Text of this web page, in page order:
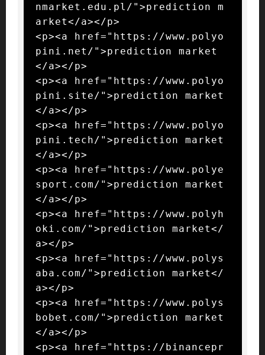
nmarket.edu.pl/">prediction m
arket</a></p>
<p><a href="https://www.polyo
pini.net/">prediction market
</a></p>
<p><a href="https://www.polyo
pini.site/">prediction market
</a></p>
<p><a href="https://www.polyo
pini.tech/">prediction market
</a></p>
<p><a href="https://www.polye
sport.com/">prediction market
</a></p>
<p><a href="https://www.polyh
oki.com/">prediction market</
a></p>
<p><a href="https://www.polys
aba.com/">prediction market</
a></p>
<p><a href="https://www.polys
bobet.com/">prediction market
</a></p>
<p><a href="https://binancepr